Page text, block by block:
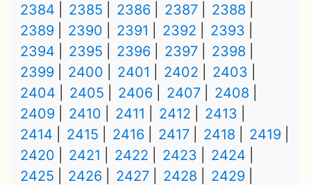
2384
2385 2386 2387
2388
2389
2390 2391 2392
2393
2394
2395 2396 2397
2398
2399
2400 2401 2402
2403
2404
2405 2406 2407
2408
2409
2410 2411 2412
2413
2414
2415 2416 2417 2418
2419
2420
2421 2422 2423
2424
2425
2426 2427 2428
2429